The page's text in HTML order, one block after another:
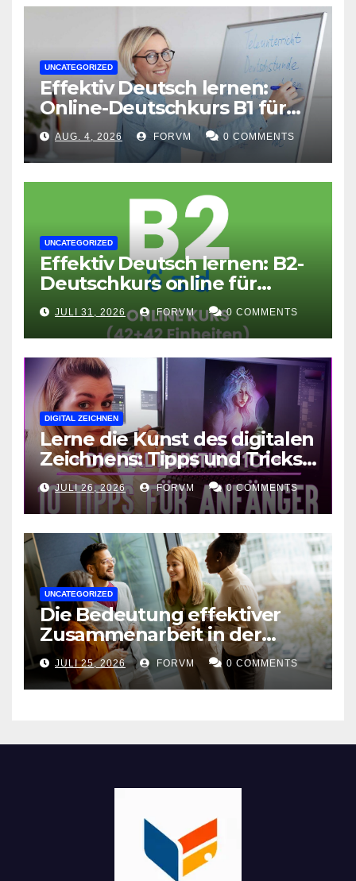
UNCATEGORIZED
Effektiv Deutsch lernen:
Online-Deutschkurs B1 für
flexible Lernerfolge
AUG. 4, 2026 FORVM 0 COMMENTS
UNCATEGORIZED
Effektiv Deutsch lernen: B2-
Deutschkurs online für
Fortgeschrittene
JULI 31, 2026 FORVM 0 COMMENTS
DIGITAL ZEICHNEN
Lerne die Kunst des digitalen
Zeichnens: Tipps und Tricks
für kreative Ausdruckskunst
JULI 26, 2026 FORVM 0 COMMENTS
UNCATEGORIZED
Die Bedeutung effektiver
Zusammenarbeit in der
Arbeitswelt
JULI 25, 2026 FORVM 0 COMMENTS